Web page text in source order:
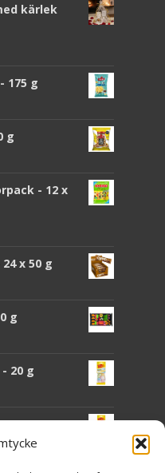
kärlek
175 g
g
- 12 x
x 50 g
g
20 g
- 90 g